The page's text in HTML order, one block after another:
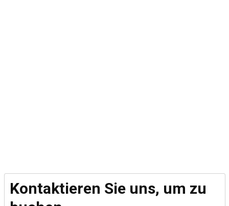
Kontaktieren Sie uns, um zu